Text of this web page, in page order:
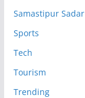
Samastipur Sadar
Sports
Tech
Tourism
Trending